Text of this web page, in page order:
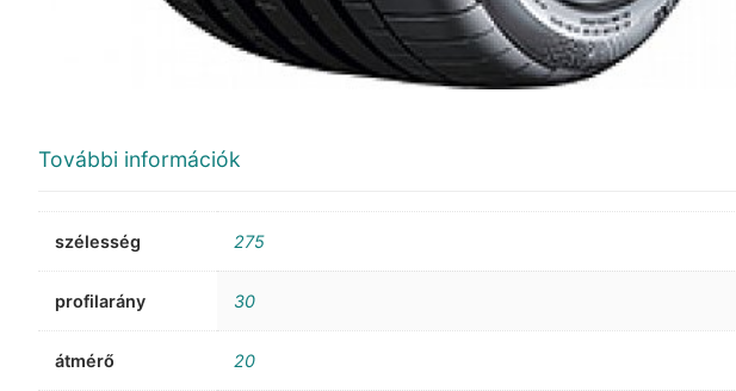
További információk
szélesség 275
profilarány 30
átmérő 20